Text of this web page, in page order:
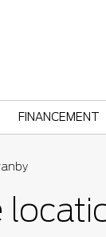
FINANCEMENT